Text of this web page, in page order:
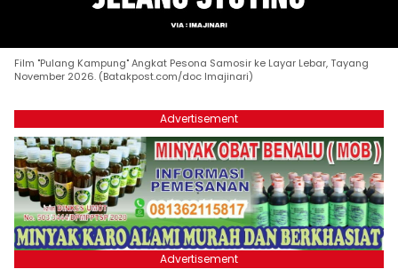
Film "Pulang Kampung" Angkat Pesona Samosir ke Layar Lebar, Tayang
November 2026. (Batakpost.com/doc Imajinari)
Advertisement
Advertisement